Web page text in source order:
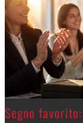
>
Segno